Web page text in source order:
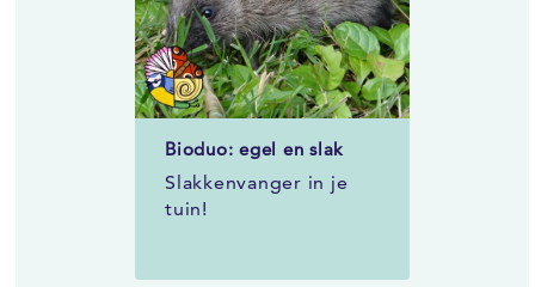
Bioduo: egel en slak
Slakkenvanger in je
tuin!